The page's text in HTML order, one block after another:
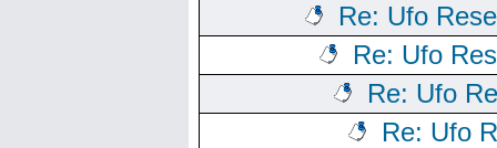
Re: Ufo
Re: Ufo
Re: Ufo
Re: Ufo